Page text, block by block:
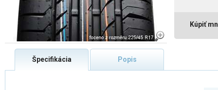
Kúpiť
Špecifikácia Popis